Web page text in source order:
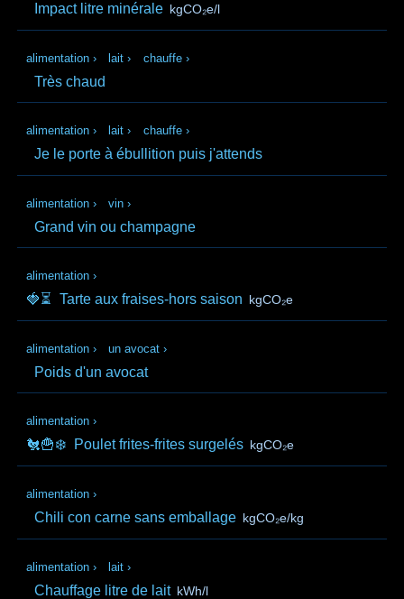
Impact litre minérale kgCO₂e/l
alimentation › lait › chauffe ›
Très chaud
alimentation › lait › chauffe ›
Je le porte à ébullition puis j'attends
alimentation › vin ›
Grand vin ou champagne
alimentation ›
🍓⏳ Tarte aux fraises-hors saison kgCO₂e
alimentation › un avocat ›
Poids d'un avocat
alimentation ›
🐔🍟❄️ Poulet frites-frites surgelés kgCO₂e
alimentation ›
Chili con carne sans emballage kgCO₂e/kg
alimentation › lait ›
Chauffage litre de lait kWh/l